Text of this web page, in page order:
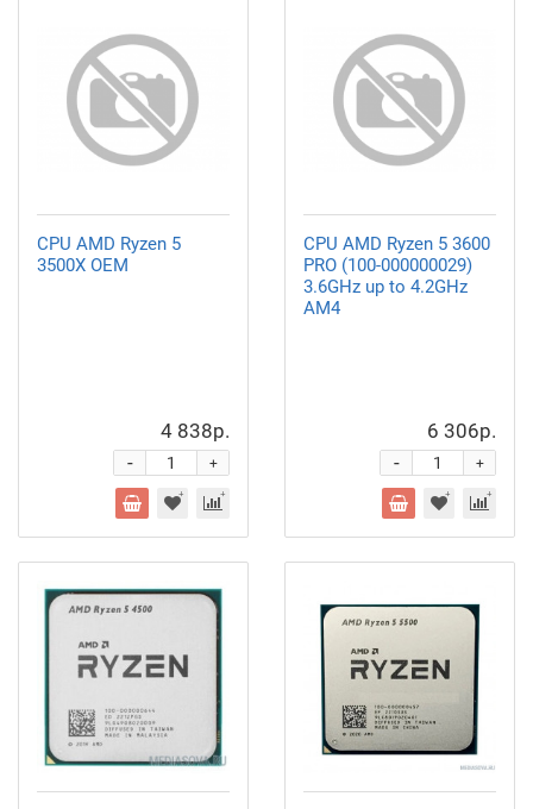
CPU AMD Ryzen 5
3500X OEM
4 838р.
+
-
CPU AMD Ryzen 5 3600
PRO (100-000000029)
3.6GHz up to 4.2GHz
AM4
6 306р.
+
-